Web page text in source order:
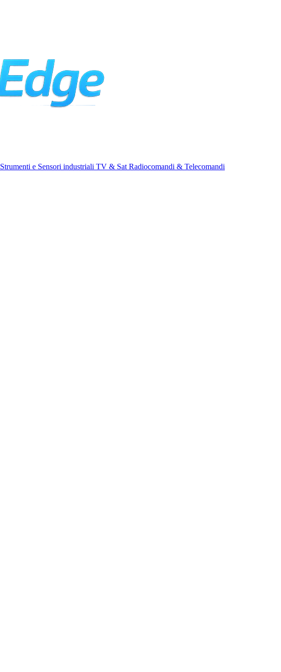
Strumenti e Sensori industriali TV & Sat Radiocomandi & Telecomandi